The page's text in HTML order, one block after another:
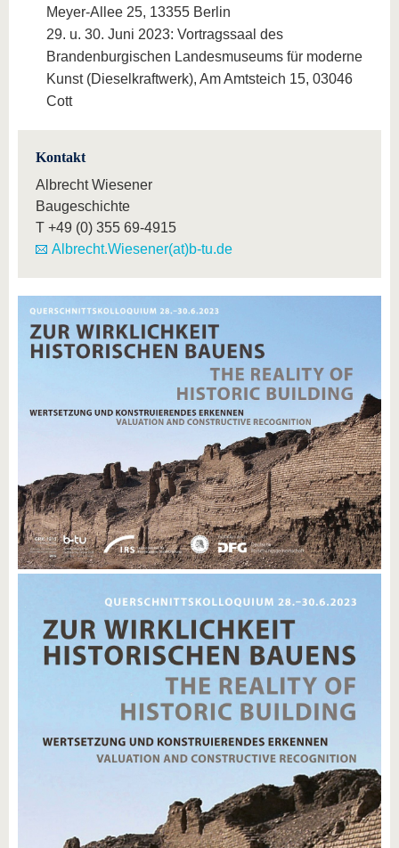
Meyer-Allee 25, 13355 Berlin
29. u. 30. Juni 2023: Vortragssaal des
Brandenburgischen Landesmuseums für moderne
Kunst (Dieselkraftwerk), Am Amtsteich 15, 03046
Cott
Kontakt
Albrecht Wiesener
Baugeschichte
T +49 (0) 355 69-4915
Albrecht.Wiesener(at)b-tu.de